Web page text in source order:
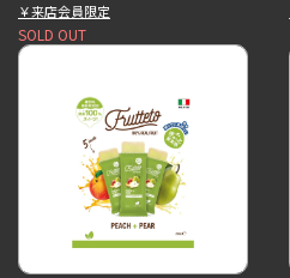
￥来店会員限定
SOLD OUT